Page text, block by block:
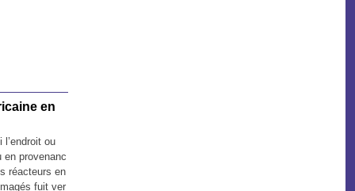
en
l’endroit ou
en provenanc
réacteurs en
fuit ver